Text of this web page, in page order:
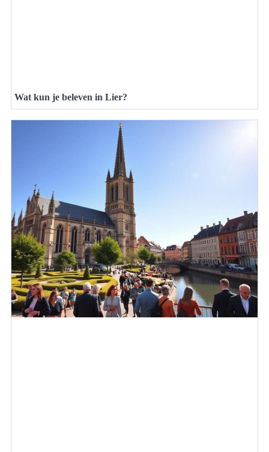
Wat kun je beleven in Lier?